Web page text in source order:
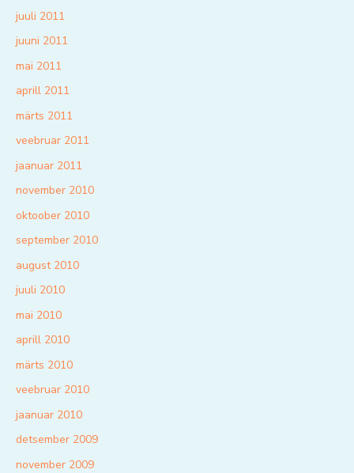
juuli 2011
juuni 2011
mai 2011
aprill 2011
märts 2011
veebruar 2011
jaanuar 2011
november 2010
oktoober 2010
september 2010
august 2010
juuli 2010
mai 2010
aprill 2010
märts 2010
veebruar 2010
jaanuar 2010
detsember 2009
november 2009